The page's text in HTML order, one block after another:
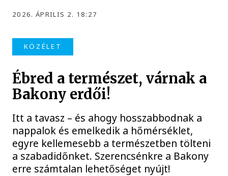
2026. ÁPRILIS 2. 18:27
KÖZÉLET
Ébred a természet, várnak a
Bakony erdői!
Itt a tavasz – és ahogy hosszabbodnak a
nappalok és emelkedik a hőmérséklet,
egyre kellemesebb a természetben tölteni
a szabadidőnket. Szerencsénkre a Bakony
erre számtalan lehetőséget nyújt!